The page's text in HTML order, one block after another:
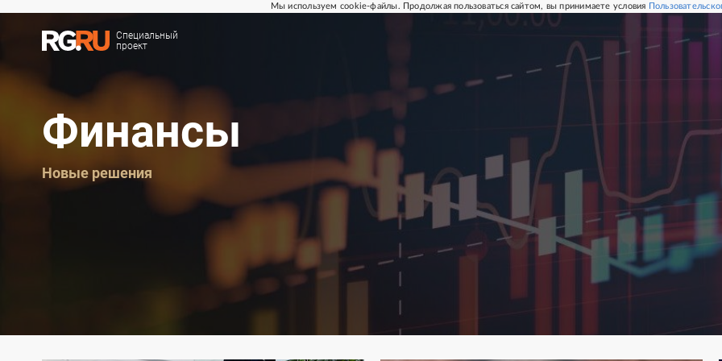
Мы используем cookie-файлы. Продолжая пользоваться сайтом, вы принимаете условия
Специальный
проект
Финансы
Новые решения